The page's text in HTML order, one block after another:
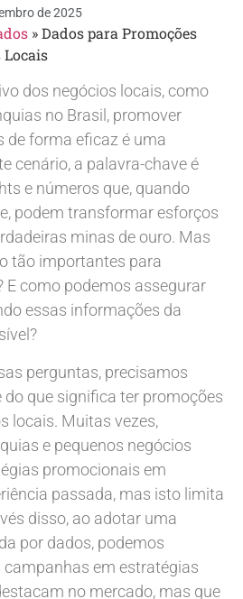
de 2025
»Dados para Promoções
Locais
dos negócios locais, como
no Brasil, promover
de forma eficaz é uma
cenário, a palavra-chave é
e números que, quando
podem transformar esforços
minas de ouro. Mas
tão importantes para
E como podemos assegurar
essas informações da
perguntas, precisamos
que significa ter promoções
locais. Muitas vezes,
e pequenos negócios
promocionais em
passada, mas isto limita
disso, ao adotar uma
por dados, podemos
em estratégias
no mercado, mas que